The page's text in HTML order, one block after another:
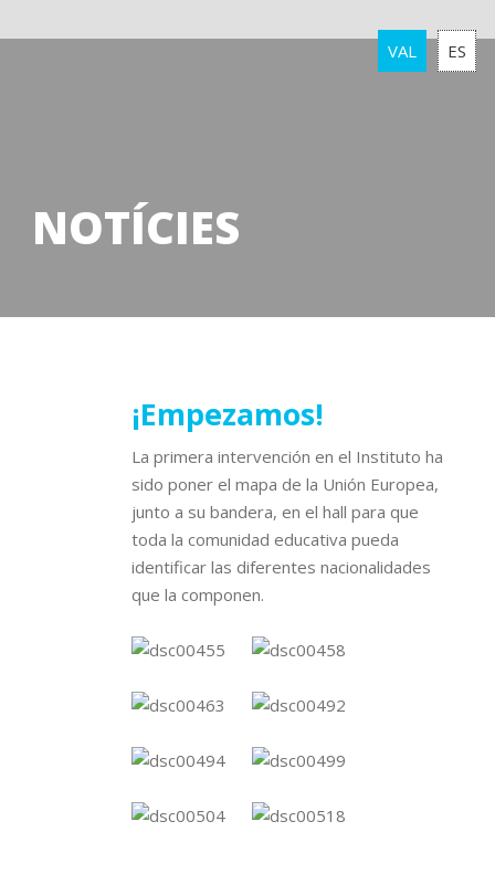
VAL ES
NOTÍCIES
¡Empezamos!
La primera intervención en el Instituto ha
sido poner el mapa de la Unión Europea,
junto a su bandera, en el hall para que
toda la comunidad educativa pueda
identificar las diferentes nacionalidades
que la componen.